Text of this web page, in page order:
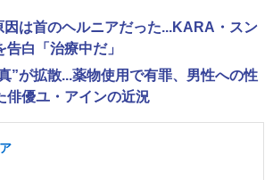
因は首のヘルニアだった...KARA・スン
白「治療中だ」
”が拡散...薬物使用で有罪、男性への性
俳優ユ・アインの近況